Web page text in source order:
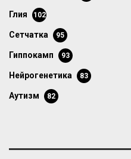
глия 102
сетчатка 95
гиппокамп 93
нейрогенетика 83
аутизм 82